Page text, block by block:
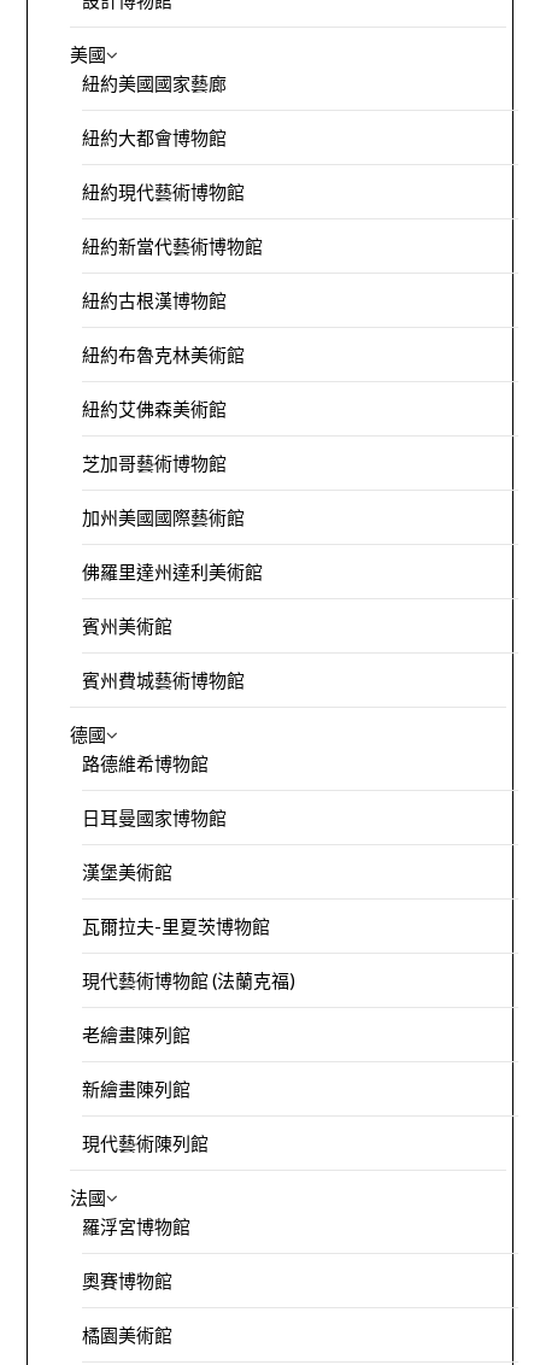
美國
紐約美國國家藝廊
紐約大都會博物館
紐約現代藝術博物館
紐約新當代藝術博物館
紐約古根漢博物館
紐約布魯克林美術館
紐約艾佛森美術館
芝加哥藝術博物館
加州美國國際藝術館
佛羅里達州達利美術館
賓州美術館
賓州費城藝術博物館
德國
路德維希博物館
日耳曼國家博物館
漢堡美術館
瓦爾拉夫-里夏茨博物館
現代藝術博物館 (法蘭克福)
老繪畫陳列館
新繪畫陳列館
現代藝術陳列館
法國
羅浮宮博物館
奧賽博物館
橘園美術館